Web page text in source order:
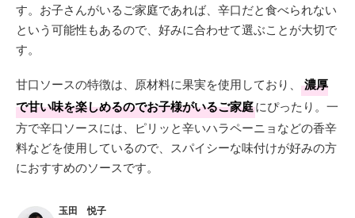
す。お子さんがいるご家庭であれば、辛口だと食べられない
という可能性もあるので、好みに合わせて選ぶことが大切で
す。
甘口ソースの特徴は、原材料に果実を使用しており、
濃厚
で甘い味を楽しめるのでお子様がいるご家庭にぴったり。一
方で辛口ソースには、ピリッと辛いハラペーニョなどの香辛
料などを使用しているので、スパイシーな味付けが好みの方
におすすめのソースです。
玉田 悦子